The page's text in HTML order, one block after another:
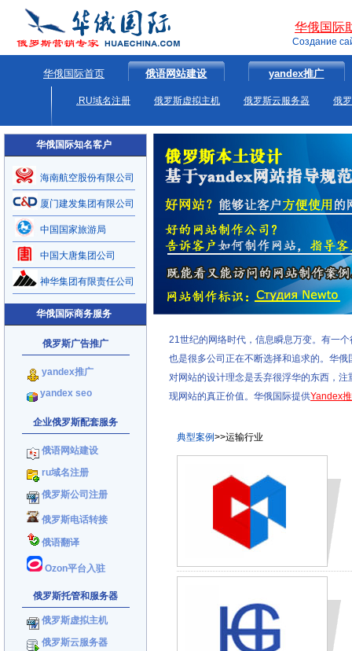
华俄国际
Создание
华俄国际首页 俄语网站建设 yandex推广
.RU域名注册 俄罗斯虚拟主机 俄罗斯云服务器 俄
华俄国际知名客户
海南航空股份有限公司
厦门建发集团有限公司
中国国家旅游局
中国大唐集团公司
神华集团有限责任公司
华俄国际商务服务
俄罗斯广告推广
yandex推广
yandex seo
企业俄罗斯配套服务
俄语网站建设
ru域名注册
俄罗斯公司注册
俄罗斯电话转接
俄语翻译
Ozon平台入驻
俄罗斯托管和服务器
俄罗斯虚拟主机
俄罗斯云服务器
21世纪的网络时代，信息瞬息万变。有一个
也是很多公司正在不断选择和追求的。华
对网站的设计理念是丢弃很浮华的东西，
现网站的真正价值。华俄国际提供Yandex
典型案例>>运输行业